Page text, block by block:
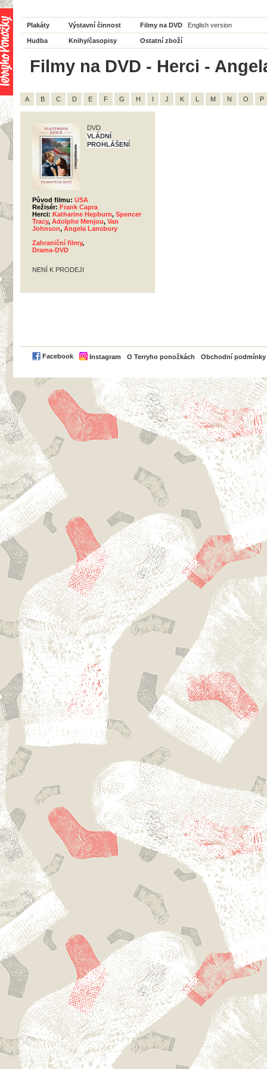
Plakáty Výstavní činnost Filmy na DVD English version
Hudba Knihy/časopisy Ostatní zboží
Filmy na DVD - Herci -
A B C D E F G H I J K L M N O P
DVD
VLÁDNÍ
PROHLÁŠENÍ
Původ filmu: USA
Režisér: Frank Capra
Herci: Katharine Hepburn, Spencer
Tracy, Adolphe Menjou, Van
Johnson, Angela Lansbury
Zahraniční filmy,
Drama-DVD
NENÍ K PRODEJI
Facebook Instagram O Terryho ponožkách Obchodní podmínky
PayPal